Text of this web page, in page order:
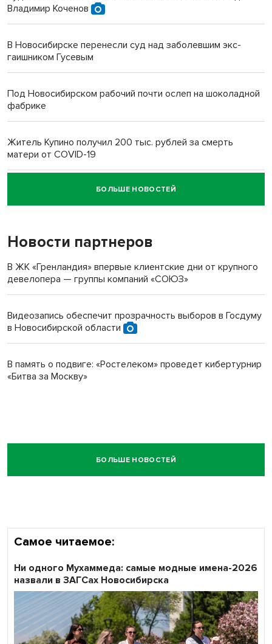
Владимир Коченов
В Новосибирске перенесли суд над заболевшим экс-
гаишником Гусевым
Под Новосибирском рабочий почти ослеп на шоколадной
фабрике
Житель Купино получил 200 тыс. рублей за смерть
матери от COVID-19
Новосибирский суд наказал водителя за смерть
пенсионерки на вокзале
БОЛЬШЕ НОВОСТЕЙ
Новости партнеров
В ЖК «Гренландия» впервые клиентские дни от крупного
девелопера — группы компаний «СОЮЗ»
Видеозапись обеспечит прозрачность выборов в Госдуму
в Новосибирской области
В память о подвиге: «Ростелеком» проведет кибертурнир
«Битва за Москву»
БОЛЬШЕ НОВОСТЕЙ
Самое читаемое:
Ни одного Мухаммеда: самые модные имена-2026
назвали в ЗАГСах Новосибирска